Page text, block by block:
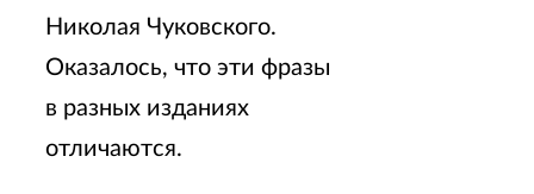
Николая Чуковского.
Оказалось, что эти фразы
в разных изданиях
отличаются.